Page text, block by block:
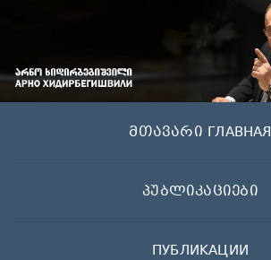
მთავარი ГЛАВНАЯ
პუბლიკაციები
ПУБЛИКАЦИИ